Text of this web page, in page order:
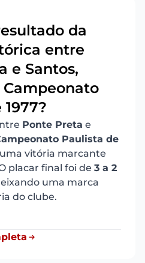
da
entre
e Santos,
Ponte Preta e
Paulista de
vitória marcante
placar final foi de 3 a 2
uma marca
do clube.